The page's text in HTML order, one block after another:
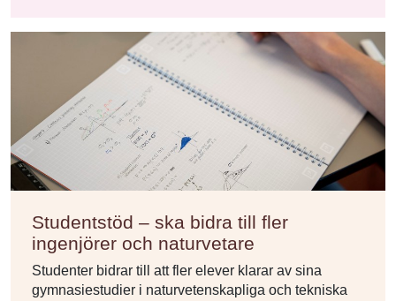
Studentstöd – ska bidra till fler
ingenjörer och naturvetare
Studenter bidrar till att fler elever klarar av sina
gymnasiestudier i naturvetenskapliga och tekniska